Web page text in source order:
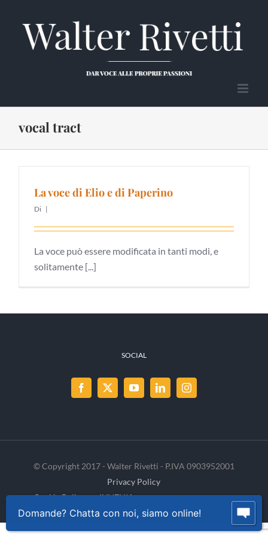
contenuto
vocal tract
La voce di Elio e di Paperino
Di |
La voce può essere modificata in tanti modi, e
solitamente [...]
SOCIAL
© Copyright 2017 - Walter Rivetti - P.IVA 0903952001
Privacy Policy
Cookie Policy
INVENIA
Domande? Chatta con noi, siamo online!